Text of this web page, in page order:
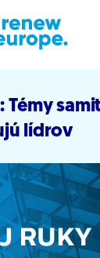
Témy
lídrov